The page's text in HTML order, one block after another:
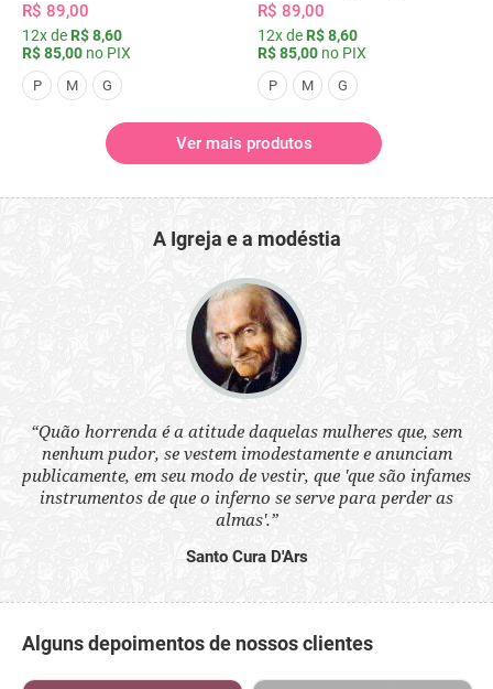
R$ 89,00
12x de R$ 8,60
R$ 85,00 no PIX
P M G
R$ 89,00
12x de R$ 8,60
R$ 85,00 no PIX
P M G
Ver mais produtos
A Igreja e a modéstia
“Quão horrenda é a atitude daquelas mulheres que, sem
nenhum pudor, se vestem imodestamente e anunciam
publicamente, em seu modo de vestir, que 'que são infames
instrumentos de que o inferno se serve para perder as
almas'.”
Santo Cura D'Ars
Alguns depoimentos de nossos clientes